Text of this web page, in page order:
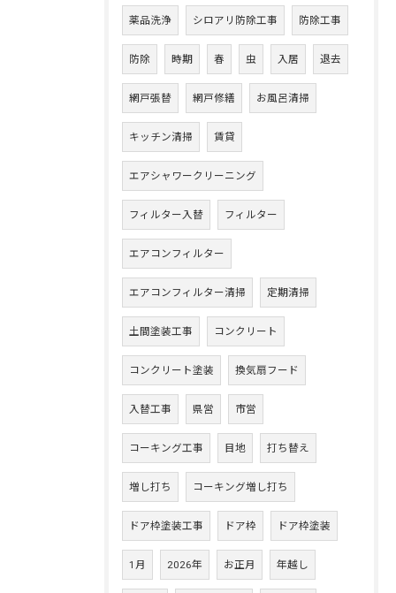
薬品洗浄 シロアリ防除工事 防除工事
防除 時期 春 虫 入居 退去
網戸張替 網戸修繕 お風呂清掃
キッチン清掃 賃貸
エアシャワークリーニング
フィルター入替 フィルター
エアコンフィルター
エアコンフィルター清掃 定期清掃
土間塗装工事 コンクリート
コンクリート塗装 換気扇フード
入替工事 県営 市営
コーキング工事 目地 打ち替え
増し打ち コーキング増し打ち
ドア枠塗装工事 ドア枠 ドア枠塗装
1月 2026年 お正月 年越し